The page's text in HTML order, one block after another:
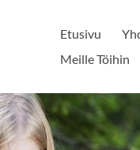
Etusivu
Meille Töihin